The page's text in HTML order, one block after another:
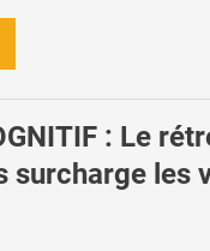
: Le
surcharge les